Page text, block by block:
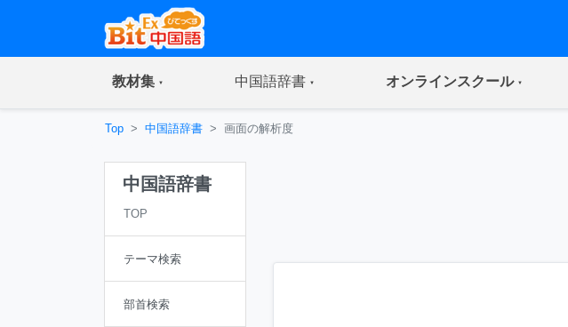
教材集(current) 中国語辞書(current) オンラインスクール(current)
Top 中国語辞書 画面の解析度
中国語辞書
TOP
テーマ検索
部首検索